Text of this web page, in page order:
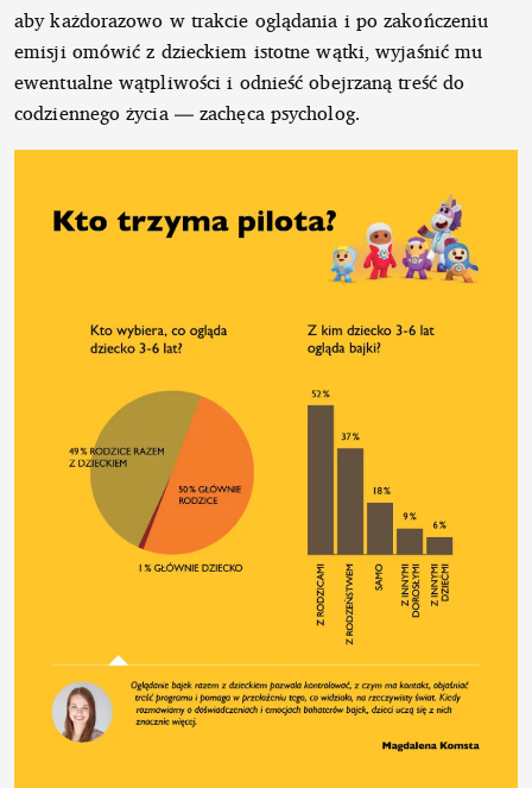
aby każdorazowo w trakcie oglądania i po zakończeniu
emisji omówić z dzieckiem istotne wątki, wyjaśnić mu
ewentualne wątpliwości i odnieść obejrzaną treść do
codziennego życia — zachęca psycholog.